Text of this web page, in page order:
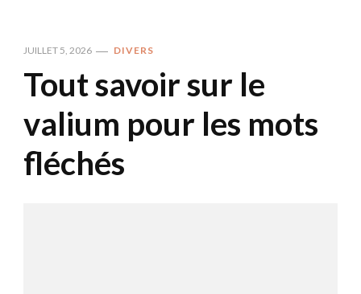
JUILLET 5, 2026 DIVERS
Tout savoir sur le
valium pour les mots
fléchés